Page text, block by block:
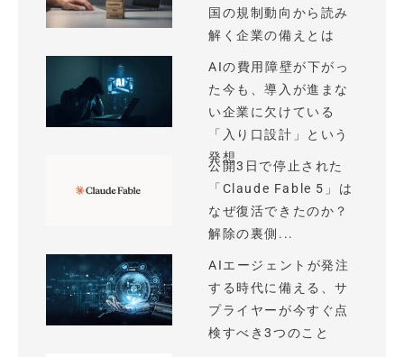
国の規制動向から読み
解く企業の備えとは
AIの費用障壁が下がっ
た今も、導入が進まな
い企業に欠けている
「入り口設計」という
発想
公開3日で停止された
「Claude Fable 5」は
なぜ復活できたのか？
解除の裏側...
AIエージェントが発注
する時代に備える、サ
プライヤーが今すぐ点
検すべき3つのこと